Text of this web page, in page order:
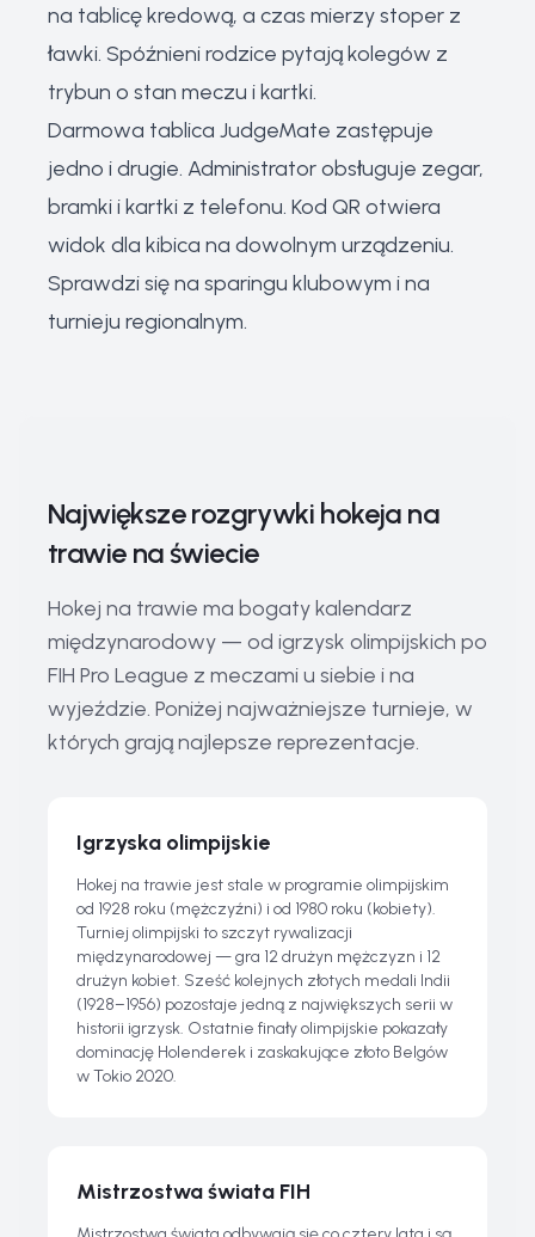
na tablicę kredową, a czas mierzy stoper z
ławki. Spóźnieni rodzice pytają kolegów z
trybun o stan meczu i kartki.
Darmowa tablica JudgeMate zastępuje
jedno i drugie. Administrator obsługuje zegar,
bramki i kartki z telefonu. Kod QR otwiera
widok dla kibica na dowolnym urządzeniu.
Sprawdzi się na sparingu klubowym i na
turnieju regionalnym.
Największe rozgrywki hokeja na
trawie na świecie
Hokej na trawie ma bogaty kalendarz
międzynarodowy — od igrzysk olimpijskich po
FIH Pro League z meczami u siebie i na
wyjeździe. Poniżej najważniejsze turnieje, w
których grają najlepsze reprezentacje.
Igrzyska olimpijskie
Hokej na trawie jest stale w programie olimpijskim
od 1928 roku (mężczyźni) i od 1980 roku (kobiety).
Turniej olimpijski to szczyt rywalizacji
międzynarodowej — gra 12 drużyn mężczyzn i 12
drużyn kobiet. Sześć kolejnych złotych medali Indii
(1928–1956) pozostaje jedną z największych serii w
historii igrzysk. Ostatnie finały olimpijskie pokazały
dominację Holenderek i zaskakujące złoto Belgów
w Tokio 2020.
Mistrzostwa świata FIH